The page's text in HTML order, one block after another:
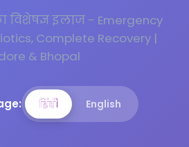
विशेषज्ञ इलाज - Emergency
Complete Recovery |
& Bhopal
हिंदी English
हिंदी